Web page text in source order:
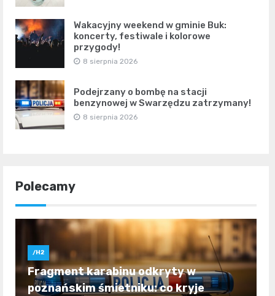
Wakacyjny weekend w gminie Buk:
koncerty, festiwale i kolorowe
przygody!
8 sierpnia 2026
Podejrzany o bombę na stacji
benzynowej w Swarzędzu zatrzymany!
8 sierpnia 2026
Polecamy
/H2
Fragment karabinu odkryty w
poznańskim śmietniku: co kryje